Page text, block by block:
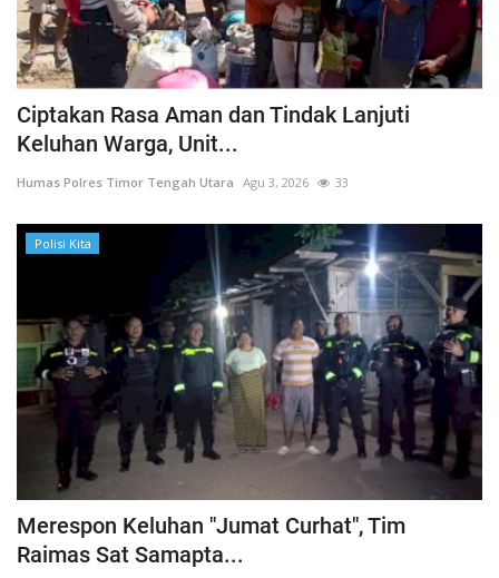
Ciptakan Rasa Aman dan Tindak Lanjuti
Keluhan Warga, Unit...
Humas Polres Timor Tengah Utara Agu 3, 2026 33
Polisi Kita
Merespon Keluhan "Jumat Curhat", Tim
Raimas Sat Samapta...